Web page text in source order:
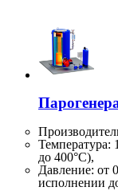
Температура:
до 400°C),
Давление: от
исполнении